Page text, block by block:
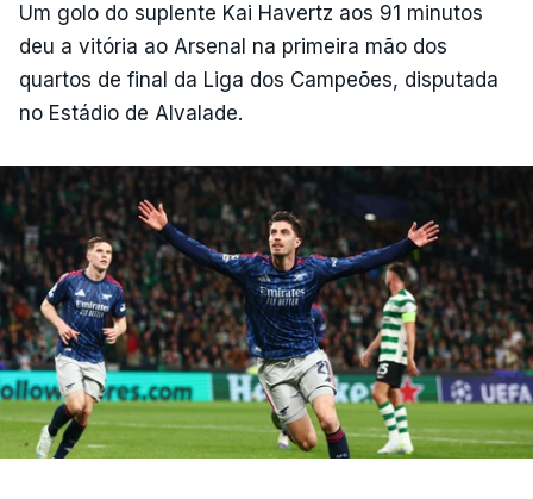
Um golo do suplente Kai Havertz aos 91 minutos
deu a vitória ao Arsenal na primeira mão dos
quartos de final da Liga dos Campeões, disputada
no Estádio de Alvalade.